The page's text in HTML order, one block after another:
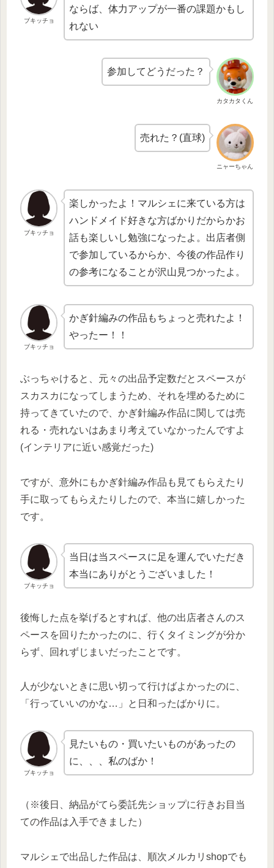
ブキッチョ
ならば、体力アップが一番の課題かもし
れない
カタカタくん
参加してどうだった？
ニャーちゃん
売れた？(直球)
ブキッチョ
楽しかったよ！マルシェに来ている方は
ハンドメイド好きな方ばかりだからかお
話も楽しいし勉強になったよ。出店者側
で参加しているからか、今後の作品作り
の参考になることが沢山見つかったよ。
ブキッチョ
かぎ針編みの作品もちょっと売れたよ！
やったー！！
ぶっちゃけると、元々の出品予定数だとスペースが
スカスカになってしまうため、それを埋めるために
持ってきていたので、かぎ針編み作品に関しては売
れる・売れないはあまり考えていなかったんですよ
(インテリアに近い感覚だった)
ですが、意外にもかぎ針編み作品も見てもらえたり
手に取ってもらえたりしたので、本当に嬉しかった
です。
ブキッチョ
当日は当スペースに足を運んでいただき
本当にありがとうございました！
後悔した点を挙げるとすれば、他の出店者さんのス
ペースを回りたかったのに、行くタイミングが分か
らず、回れずじまいだったことです。
人が少ないときに思い切って行けばよかったのに、
「行っていいのかな…」と日和ったばかりに。
ブキッチョ
見たいもの・買いたいものがあったの
に、、、私のばか！
（※後日、納品がてら委託先ショップに行きお目当
ての作品は入手できました）
マルシェで出品した作品は、順次メルカリshopでも